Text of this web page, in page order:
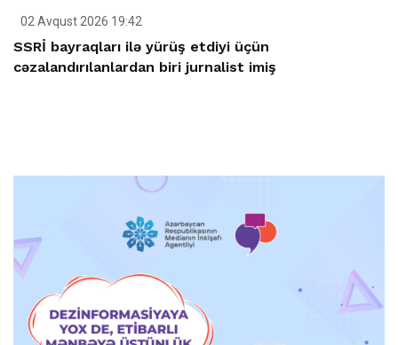
02 Avqust 2026 19:42
SSRİ bayraqları ilə yürüş etdiyi üçün
cəzalandırılanlardan biri jurnalist imiş